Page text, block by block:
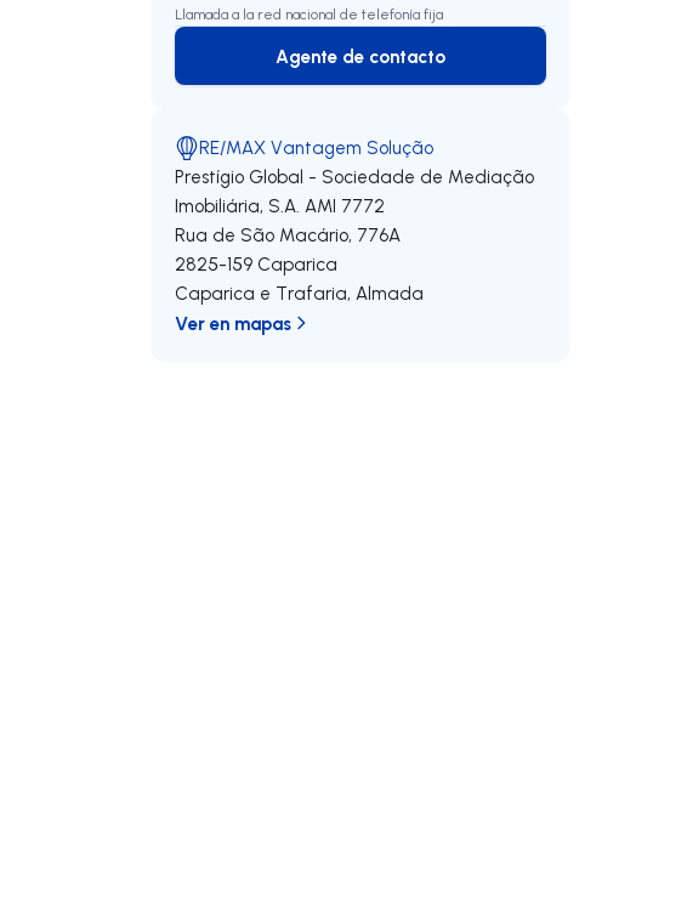
Llamada a la red nacional de telefonía fija
Agente de contacto
Agente de contacto
RE/MAX Vantagem Solução
Prestígio Global - Sociedade de Mediação
Imobiliária, S.A. AMI 7772
Rua de São Macário, 776A
2825-159 Caparica
Caparica e Trafaria,Almada
Ver en mapas